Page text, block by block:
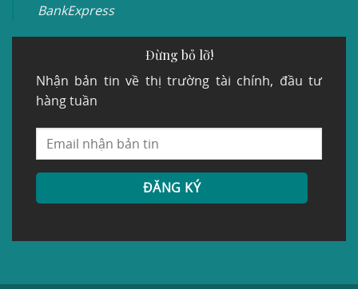
BankExpress
Đừng bỏ lỡ!
Nhận bản tin về thị trường tài chính, đầu tư
hàng tuần